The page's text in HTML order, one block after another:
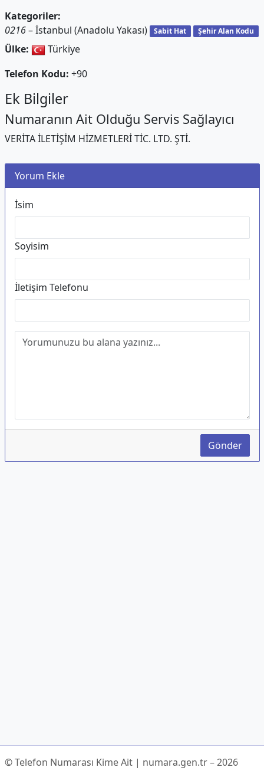
Kategoriler:
0216– İstanbul (Anadolu Yakası) Sabit Hat Şehir Alan Kodu
Ülke:
Türkiye
Telefon Kodu: +90
Ek Bilgiler
Numaranın Ait Olduğu Servis Sağlayıcı
VERİTA İLETİŞİM HİZMETLERİ TİC. LTD. ŞTİ.
Yorum Ekle
İsim
Soyisim
İletişim Telefonu
Gönder
© Telefon Numarası Kime Ait | numara.gen.tr – 2026